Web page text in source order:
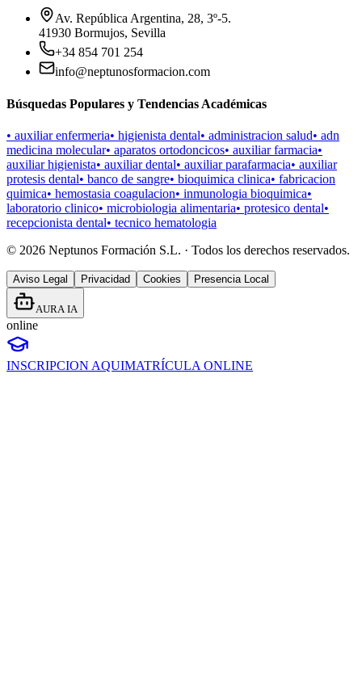
Av. República Argentina, 28, 3º-5.
41930 Bormujos, Sevilla
+34 854 701 254
info@neptunosformacion.com
Búsquedas Populares y Tendencias Académicas
• auxiliar enfermeria• higienista dental• administracion salud• adn
medicina molecular• aparatos ortodoncicos• auxiliar farmacia•
auxiliar higienista• auxiliar dental• auxiliar parafarmacia• auxiliar
protesis dental• banco de sangre• bioquimica clinica• fabricacion
quimica• hemostasia coagulacion• inmunologia bioquimica•
laboratorio clinico• microbiologia alimentaria• protesico dental•
recepcionista dental• tecnico hematologia
© 2026 Neptunos Formación S.L. · Todos los derechos reservados.
Aviso Legal Privacidad Cookies Presencia Local
AURA IA
online
INSCRIPCION AQUIMATRÍCULA ONLINE